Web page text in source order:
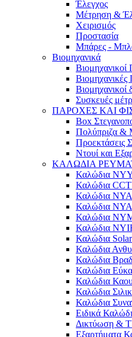
Έλεγχος
Μέτρηση &
Χειρισμός
Προστασία
Μπάρες -
Βιομηχανικά
Βιομηχανικοί
Βιομηχανικοί
Συσκευές
ΠΑΡΟΧΕΣ ΚΑΙ
Box
Πολύπριζα &
Προεκτάσεις
Ντουί και
ΚΑΛΩΔΙΑ
Καλώδια
Καλώδια
Καλώδια NYA
Καλώδια
Καλώδια
Καλώδια
Καλώδια Solar
Καλώδια
Καλώδια
Καλώδια
Καλώδια
Καλώδια
Καλώδια
Ειδικά
Δικτύωση &
Εξαρτήματα